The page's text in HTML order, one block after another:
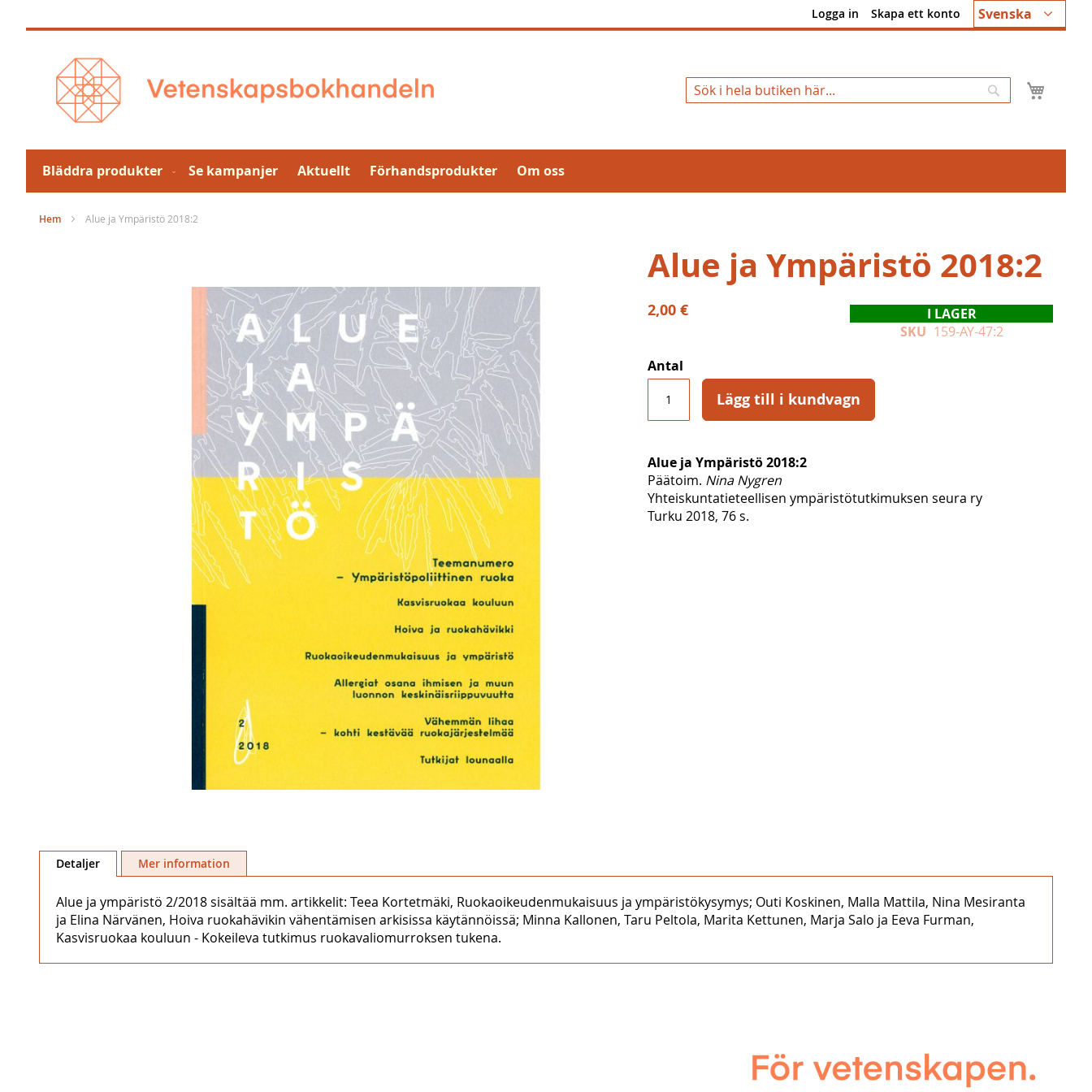
till
Språk
Svenska
Logga in Skapa ett konto
Sök
Bläddra produkter Se kampanjer Aktuellt Förhandsprodukter Om oss
Hem Alue ja Ympäristö 2018:2
till
bildgalleriet
Alue ja Ympäristö 2018:2
2,00 €
I LAGER
SKU 159-AY-47:2
Antal
Lägg till i kundvagn
Alue ja Ympäristö 2018:2
Päätoim. Nina Nygren
Yhteiskuntatieteellisen ympäristötutkimuksen seura ry
Turku 2018, 76 s.
Detaljer
Alue ja ympäristö 2/2018 sisältää mm. artikkelit: Teea Kortetmäki, Ruokaoikeudenmukaisuus ja ympäristökysymys; Outi Koskinen, Malla Mattila, Nina Mesiranta
ja Elina Närvänen, Hoiva ruokahävikin vähentämisen arkisissa käytännöissä; Minna Kallonen, Taru Peltola, Marita Kettunen, Marja Salo ja Eeva Furman,
Kasvisruokaa kouluun - Kokeileva tutkimus ruokavaliomurroksen tukena.
Mer information